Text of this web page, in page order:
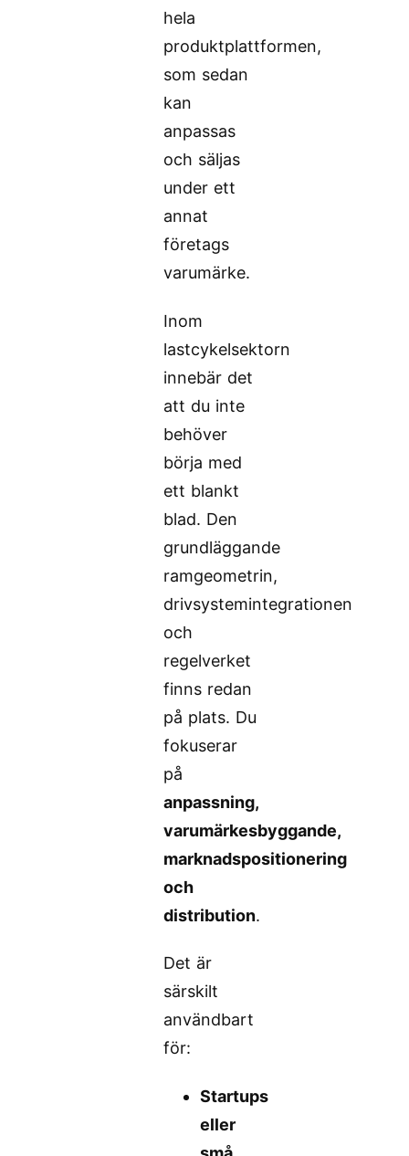
hela
produktplattformen,
som sedan
kan
anpassas
och säljas
under ett
annat
företags
varumärke.
Inom
lastcykelsektorn
innebär det
att du inte
behöver
börja med
ett blankt
blad. Den
grundläggande
ramgeometrin,
drivsystemintegrationen
och
regelverket
finns redan
på plats. Du
fokuserar
på
anpassning,
varumärkesbyggande,
marknadspositionering
och
distribution.
Det är
särskilt
användbart
för:
Startups
eller